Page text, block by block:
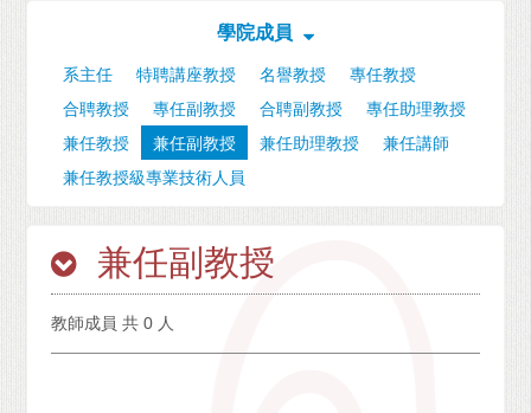
學院成員
系主任 特聘講座教授 名譽教授
專任教授
合聘教授
專任副教授 合聘副教授
專任助理教授
兼任教授
兼任副教授 兼任助理教授
兼任講師
兼任教授級專業技術人員
兼任副教授
教師成員 共 0 人